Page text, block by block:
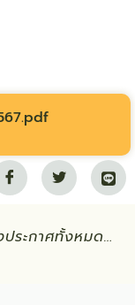
ระกาศทั้งหมด…